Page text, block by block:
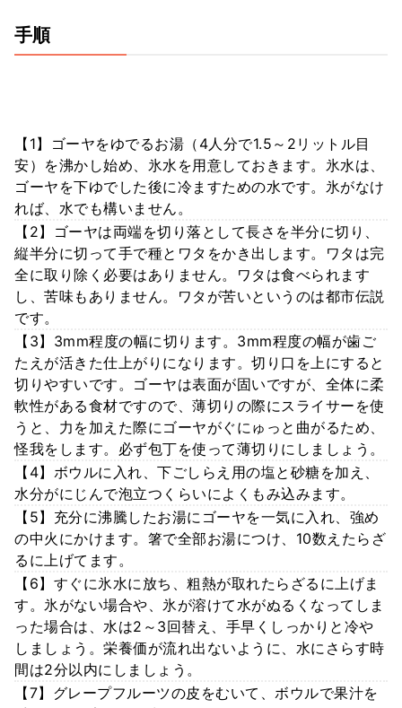
手順
【1】ゴーヤをゆでるお湯（4人分で1.5～2リットル目
安）を沸かし始め、氷水を用意しておきます。氷水は、
ゴーヤを下ゆでした後に冷ますための水です。氷がなけ
れば、水でも構いません。
【2】ゴーヤは両端を切り落として長さを半分に切り、
縦半分に切って手で種とワタをかき出します。ワタは完
全に取り除く必要はありません。ワタは食べられます
し、苦味もありません。ワタが苦いというのは都市伝説
です。
【3】3mm程度の幅に切ります。3mm程度の幅が歯ご
たえが活きた仕上がりになります。切り口を上にすると
切りやすいです。ゴーヤは表面が固いですが、全体に柔
軟性がある食材ですので、薄切りの際にスライサーを使
うと、力を加えた際にゴーヤがぐにゅっと曲がるため、
怪我をします。必ず包丁を使って薄切りにしましょう。
【4】ボウルに入れ、下ごしらえ用の塩と砂糖を加え、
水分がにじんで泡立つくらいによくもみ込みます。
【5】充分に沸騰したお湯にゴーヤを一気に入れ、強め
の中火にかけます。箸で全部お湯につけ、10数えたらざ
るに上げてます。
【6】すぐに氷水に放ち、粗熱が取れたらざるに上げま
す。氷がない場合や、氷が溶けて水がぬるくなってしま
った場合は、水は2～3回替え、手早くしっかりと冷や
しましょう。栄養価が流れ出ないように、水にさらす時
間は2分以内にしましょう。
【7】グレープフルーツの皮をむいて、ボウルで果汁を